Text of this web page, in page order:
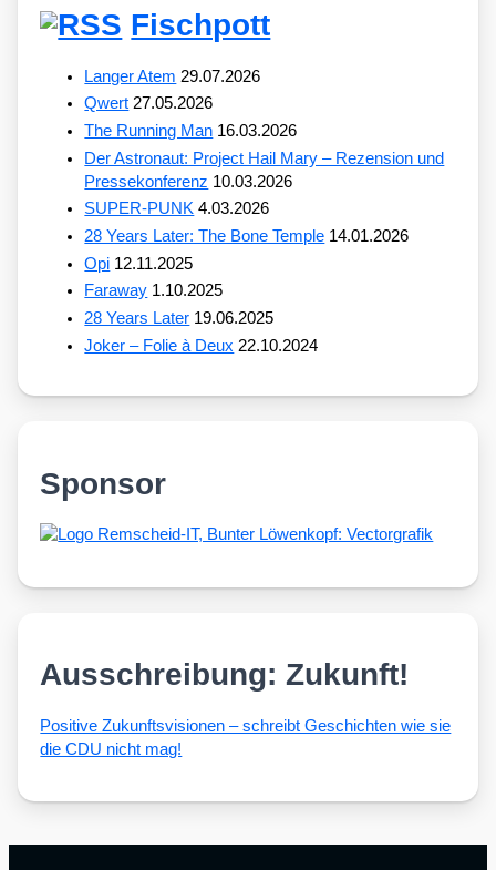
Fischpott
Langer Atem 29.07.2026
Qwert 27.05.2026
The Running Man 16.03.2026
Der Astronaut: Project Hail Mary – Rezension und
Pressekonferenz 10.03.2026
SUPER-PUNK 4.03.2026
28 Years Later: The Bone Temple 14.01.2026
Opi 12.11.2025
Faraway 1.10.2025
28 Years Later 19.06.2025
Joker – Folie à Deux 22.10.2024
Sponsor
Ausschreibung: Zukunft!
Posi­ti­ve Zukunfts­vi­sio­nen – schreibt Geschich­ten wie sie
die CDU nicht mag!